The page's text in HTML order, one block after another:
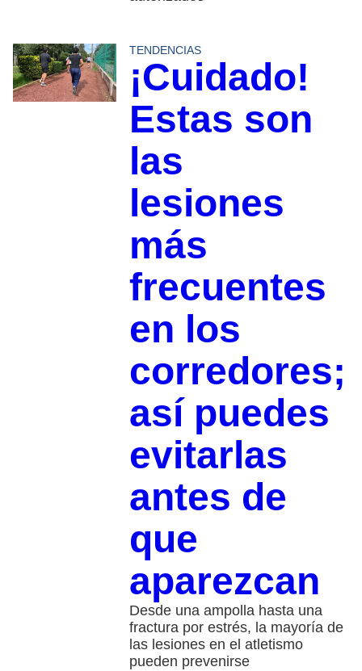
TENDENCIAS
¡Cuidado!
Estas son
las
lesiones
más
frecuentes
en los
corredores;
así puedes
evitarlas
antes de
que
aparezcan
Desde una ampolla hasta una
fractura por estrés, la mayoría de
las lesiones en el atletismo
pueden prevenirse